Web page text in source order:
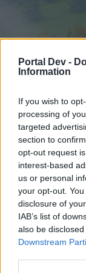
Portal Dev -
Information
If you wish to
processing of
targeted
section to
opt-out request
interest-based
us or personal
your opt-out.
disclosure of
IAB’s list of
also be
Downstream
Начало Форуми
Намери
Скъпи форум
Ако вие
Начало
Скорошни